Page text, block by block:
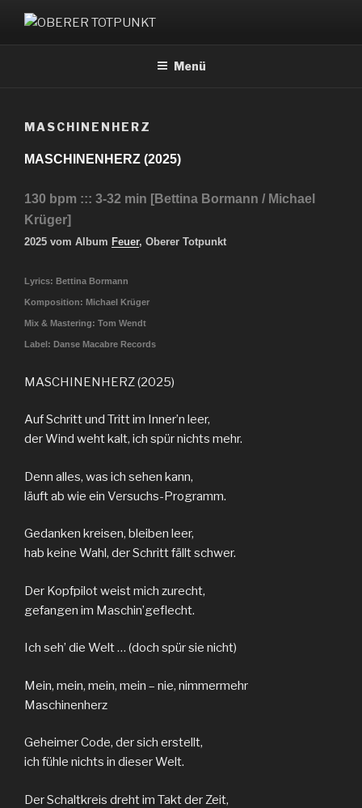
Inhalt
springenOBERER TOTPUNKT
Menü
MASCHINENHERZ
MASCHINENHERZ (2025)
130 bpm ::: 3-32 min [Bettina Bormann / Michael
Krüger]
2025 vom Album Feuer, Oberer Totpunkt
Lyrics: Bettina Bormann
Komposition: Michael Krüger
Mix & Mastering: Tom Wendt
Label: Danse Macabre Records
MASCHINENHERZ (2025)
Auf Schritt und Tritt im Inner’n leer,
der Wind weht kalt, ich spür nichts mehr.
Denn alles, was ich sehen kann,
läuft ab wie ein Versuchs-Programm.
Gedanken kreisen, bleiben leer,
hab keine Wahl, der Schritt fällt schwer.
Der Kopfpilot weist mich zurecht,
gefangen im Maschin’geflecht.
Ich seh’ die Welt … (doch spür sie nicht)
Mein, mein, mein, mein – nie, nimmermehr
Maschinenherz
Geheimer Code, der sich erstellt,
ich fühle nichts in dieser Welt.
Der Schaltkreis dreht im Takt der Zeit,